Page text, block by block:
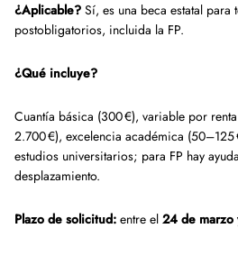
¿Aplicable? Sí, es una beca estatal para
postobligatorios, incluida la FP.
¿Qué incluye?
Cuantía básica (300 €), variable por
2.700 €), excelencia académica
estudios universitarios; para FP hay
desplazamiento.
Plazo de solicitud: entre el 24 de